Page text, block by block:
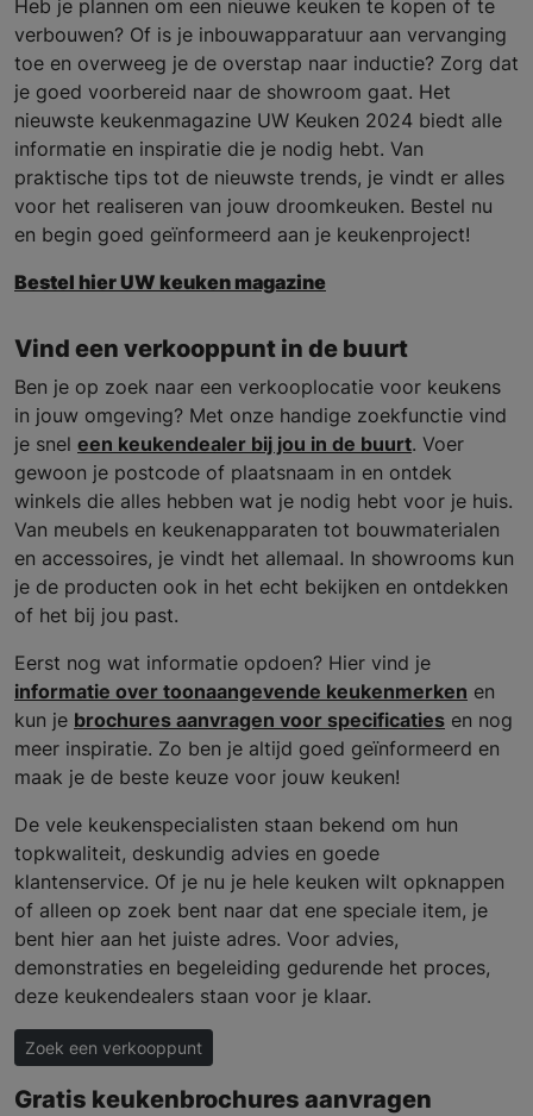
Heb je plannen om een nieuwe keuken te kopen of te
verbouwen? Of is je inbouwapparatuur aan vervanging
toe en overweeg je de overstap naar inductie? Zorg dat
je goed voorbereid naar de showroom gaat. Het
nieuwste keukenmagazine UW Keuken 2024 biedt alle
informatie en inspiratie die je nodig hebt. Van
praktische tips tot de nieuwste trends, je vindt er alles
voor het realiseren van jouw droomkeuken. Bestel nu
en begin goed geïnformeerd aan je keukenproject!
Bestel hier UW keuken magazine
Vind een verkooppunt in de buurt
Ben je op zoek naar een verkooplocatie voor keukens
in jouw omgeving? Met onze handige zoekfunctie vind
je snel een keukendealer bij jou in de buurt. Voer
gewoon je postcode of plaatsnaam in en ontdek
winkels die alles hebben wat je nodig hebt voor je huis.
Van meubels en keukenapparaten tot bouwmaterialen
en accessoires, je vindt het allemaal. In showrooms kun
je de producten ook in het echt bekijken en ontdekken
of het bij jou past.
Eerst nog wat informatie opdoen? Hier vind je
informatie over toonaangevende keukenmerken en
kun je brochures aanvragen voor specificaties en nog
meer inspiratie. Zo ben je altijd goed geïnformeerd en
maak je de beste keuze voor jouw keuken!
De vele keukenspecialisten staan bekend om hun
topkwaliteit, deskundig advies en goede
klantenservice. Of je nu je hele keuken wilt opknappen
of alleen op zoek bent naar dat ene speciale item, je
bent hier aan het juiste adres. Voor advies,
demonstraties en begeleiding gedurende het proces,
deze keukendealers staan voor je klaar.
Zoek een verkooppunt
Gratis keukenbrochures aanvragen